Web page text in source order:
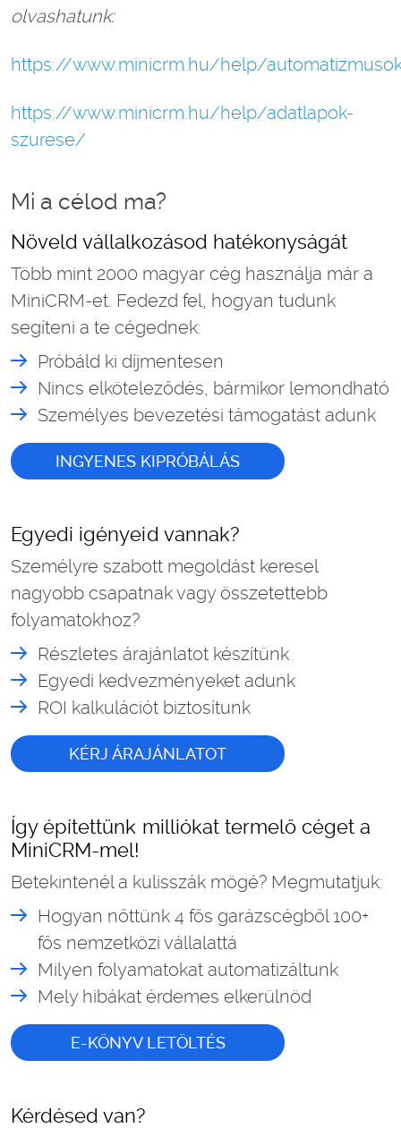
olvashatunk:
https://www.minicrm.hu/help/
https://www.minicrm.hu/help/adatlapok-
szurese/
Mi a célod ma?
Növeld vállalkozásod hatékonyságát
Több mint 2000 magyar cég használja már a
MiniCRM-et. Fedezd fel, hogyan tudunk
segíteni a te cégednek:
Próbáld ki díjmentesen
Nincs elköteleződés, bármikor lemondható
Személyes bevezetési támogatást adunk
INGYENES KIPRÓBÁLÁS
Egyedi igényeid vannak?
Személyre szabott megoldást keresel
nagyobb csapatnak vagy összetettebb
folyamatokhoz?
Részletes árajánlatot készítünk
Egyedi kedvezményeket adunk
ROI kalkulációt biztosítunk
KÉRJ ÁRAJÁNLATOT
Így építettünk milliókat termelő céget a
MiniCRM-mel!
Betekintenél a kulisszák mögé? Megmutatjuk:
Hogyan nőttünk 4 fős garázscégből 100+
fős nemzetközi vállalattá
Milyen folyamatokat automatizáltunk
Mely hibákat érdemes elkerülnöd
E-KÖNYV LETÖLTÉS
Kérdésed van?